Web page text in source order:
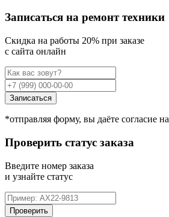
Записаться на ремонт техники
Cкидка на работы 20% при заказе
с сайта онлайн
Записаться
*отправляя форму, вы даёте согласие на
Проверить статус заказа
Введите номер заказа
и узнайте статус
Проверить